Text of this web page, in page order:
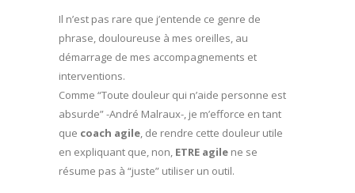
Il n’est pas rare que j’entende ce genre de
phrase, douloureuse à mes oreilles, au
démarrage de mes accompagnements et
interventions.
Comme “Toute douleur qui n’aide personne est
absurde” -André Malraux-, je m’efforce en tant
que coach agile, de rendre cette douleur utile
en expliquant que, non, ETRE agile ne se
résume pas à “juste” utiliser un outil.